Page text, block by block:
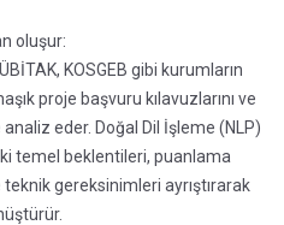
oluşur:
KOSGEB gibi kurumların
proje başvuru kılavuzlarını ve
eder. Doğal Dil İşleme (NLP)
temel beklentileri, puanlama
gereksinimleri ayrıştırarak